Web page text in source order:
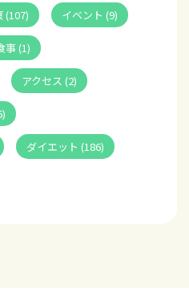
(107) イベント (9)
事 (1)
アクセス (2)
ダイエット (186)